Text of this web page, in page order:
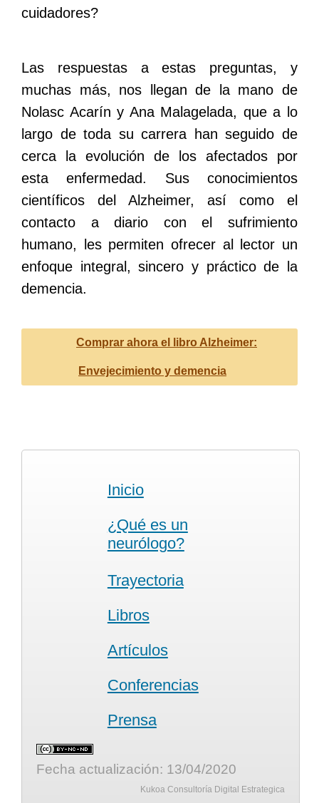
cuidadores?
Las respuestas a estas preguntas, y
muchas más, nos llegan de la mano de
Nolasc Acarín y Ana Malagelada, que a lo
largo de toda su carrera han seguido de
cerca la evolución de los afectados por
esta enfermedad. Sus conocimientos
científicos del Alzheimer, así como el
contacto a diario con el sufrimiento
humano, les permiten ofrecer al lector un
enfoque integral, sincero y práctico de la
demencia.
Comprar ahora el libro Alzheimer:
Envejecimiento y demencia
Inicio
¿Qué es un
neurólogo?
Trayectoria
Libros
Artículos
Conferencias
Prensa
Fecha actualización: 13/04/2020
Kukoa Consultoría Digital Estrategica